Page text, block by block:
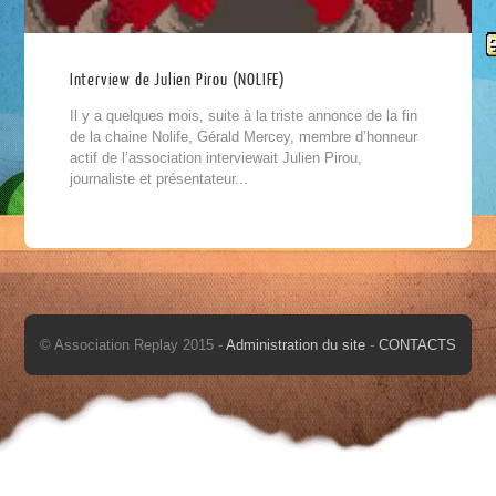
Interview de Julien Pirou (NOLIFE)
Il y a quelques mois, suite à la triste annonce de la fin
de la chaine Nolife, Gérald Mercey, membre d’honneur
actif de l’association interviewait Julien Pirou,
journaliste et présentateur...
© Association Replay 2015 - Administration du site - CONTACTS